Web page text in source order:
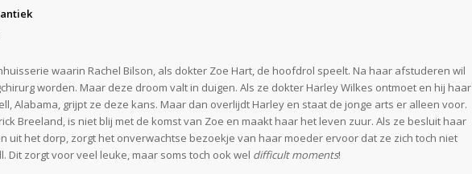
waarin Rachel Bilson, als dokter Zoe Hart, de hoofdrol speelt. Na haar afstuderen wil
worden. Maar deze droom valt in duigen. Als ze dokter Harley Wilkes ontmoet en hij haar
Alabama, grijpt ze deze kans. Maar dan overlijdt Harley en staat de jonge arts er alleen voor.
Breeland, is niet blij met de komst van Zoe en maakt haar het leven zuur. Als ze besluit haar
uit het dorp, zorgt het onverwachtse bezoekje van haar moeder ervoor dat ze zich toch niet
Dit zorgt voor veel leuke, maar soms toch ook wel difficult moments!